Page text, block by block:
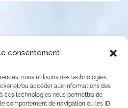
consentement
nous utilisons des technologies
et/ou accéder aux informations des
ces technologies nous permettra de
comportement de navigation ou les ID